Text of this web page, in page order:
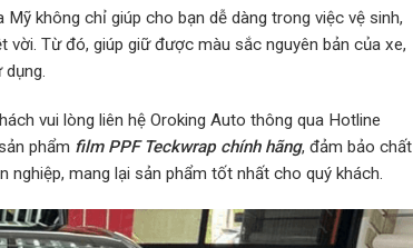
Mỹ không chỉ giúp cho bạn dễ dàng trong việc vệ sinh,
Từ đó, giúp giữ được màu sắc nguyên bản của xe,
vui lòng liên hệ Oroking Auto thông qua Hotline
phẩm film PPF Teckwrap chính hãng, đảm bảo chất
nghiệp, mang lại sản phẩm tốt nhất cho quý khách.